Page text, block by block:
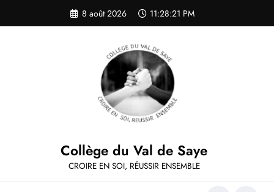
contenu
8 août 2026 11:28:21 PM
Collège du Val de Saye
CROIRE EN SOI, RÉUSSIR ENSEMBLE